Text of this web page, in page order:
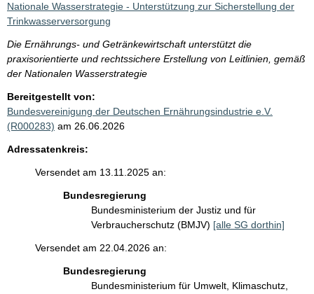
Nationale Wasserstrategie - Unterstützung zur Sicherstellung der
Trinkwasserversorgung
Die Ernährungs- und Getränkewirtschaft unterstützt die
praxisorientierte und rechtssichere Erstellung von Leitlinien, gemäß
der Nationalen Wasserstrategie
Bereitgestellt von:
Bundesvereinigung der Deutschen Ernährungsindustrie e.V.
(R000283) am 26.06.2026
Adressatenkreis:
Versendet am 13.11.2025 an:
Bundesregierung
Bundesministerium der Justiz und für
Verbraucherschutz (BMJV) [alle SG dorthin]
Versendet am 22.04.2026 an:
Bundesregierung
Bundesministerium für Umwelt, Klimaschutz,